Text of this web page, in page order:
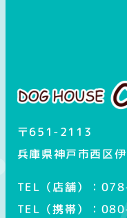
〒651-2113
兵庫県神戸市西区
TEL（店舗）：
TEL（携帯）：